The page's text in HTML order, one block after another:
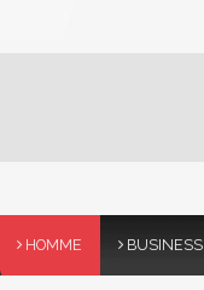
HOMME BUSINESS